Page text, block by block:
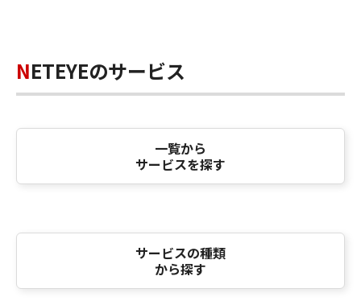
NETEYEのサービス
一覧から
サービスを探す
サービスの種類
から探す